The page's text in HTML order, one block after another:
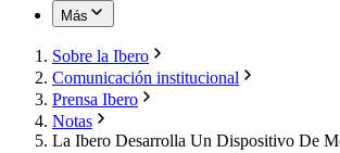
Más
Sobre la Ibero
Comunicación institucional
Prensa Ibero
Notas
La Ibero Desarrolla Un Dispositivo De